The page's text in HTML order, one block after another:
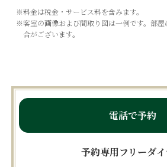
※料金は税金・サービス料を含みます。
※客室の画像および間取り図は一例です。部
合がございます。
電話で予約
予約専用フリーダ